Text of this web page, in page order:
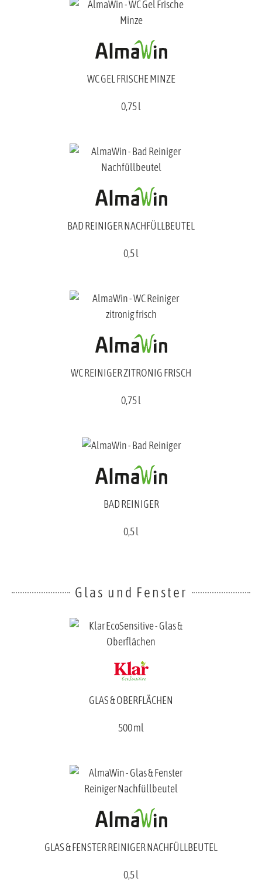
WC GEL FRISCHE MINZE
0,75 l
BAD REINIGER NACHFÜLLBEUTEL
0,5 l
WC REINIGER ZITRONIG FRISCH
0,75 l
BAD REINIGER
0,5 l
Glas und Fenster
GLAS & OBERFLÄCHEN
500 ml
GLAS & FENSTER REINIGER NACHFÜLLBEUTEL
0,5 l